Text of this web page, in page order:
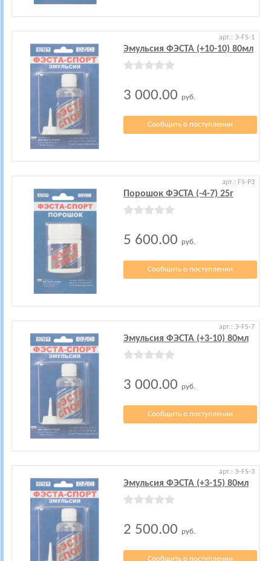
арт.: Э-FS-1
Эмульсия ФЭСТА (+10-10) 80мл
3 000.00 руб.
Сообщить о поступлении
арт.: FS-P3
Порошок ФЭСТА (-4-7) 25г
5 600.00 руб.
Сообщить о поступлении
арт.: Э-FS-7
Эмульсия ФЭСТА (+3-10) 80мл
3 000.00 руб.
Сообщить о поступлении
арт.: Э-FS-3
Эмульсия ФЭСТА (+3-15) 80мл
2 500.00 руб.
Сообщить о поступлении